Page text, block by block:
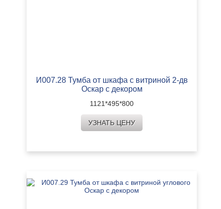
И007.28 Тумба от шкафа с витриной 2-дв
Оскар с декором
1121*495*800
УЗНАТЬ ЦЕНУ